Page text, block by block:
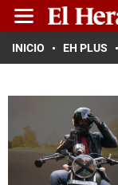
INICIO EH PLUS